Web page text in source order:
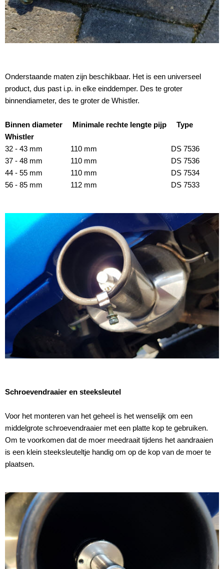
Onderstaande maten zijn beschikbaar. Het is een universeel
product, dus past i.p. in elke einddemper. Des te groter
binnendiameter, des te groter de Whistler.
Binnen diameter Minimale rechte lengte pijp Type
Whistler
32 - 43 mm 110 mm DS 7536
37 - 48 mm 110 mm DS 7536
44 - 55 mm 110 mm DS 7534
56 - 85 mm 112 mm DS 7533
Schroevendraaier en steeksleutel
Voor het monteren van het geheel is het wenselijk om een
middelgrote schroevendraaier met een platte kop te gebruiken.
Om te voorkomen dat de moer meedraait tijdens het aandraaien
is een klein steeksleuteltje handig om op de kop van de moer te
plaatsen.